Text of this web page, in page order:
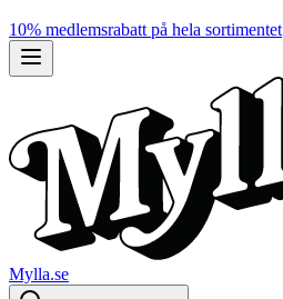
10% medlemsrabatt på hela sortimentet
Mylla.se